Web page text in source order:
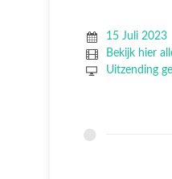
15 Juli 2023
Bekijk hier
Uitzending